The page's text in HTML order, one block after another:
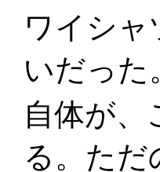
ワイシ
いだった
自体が
る。ただ